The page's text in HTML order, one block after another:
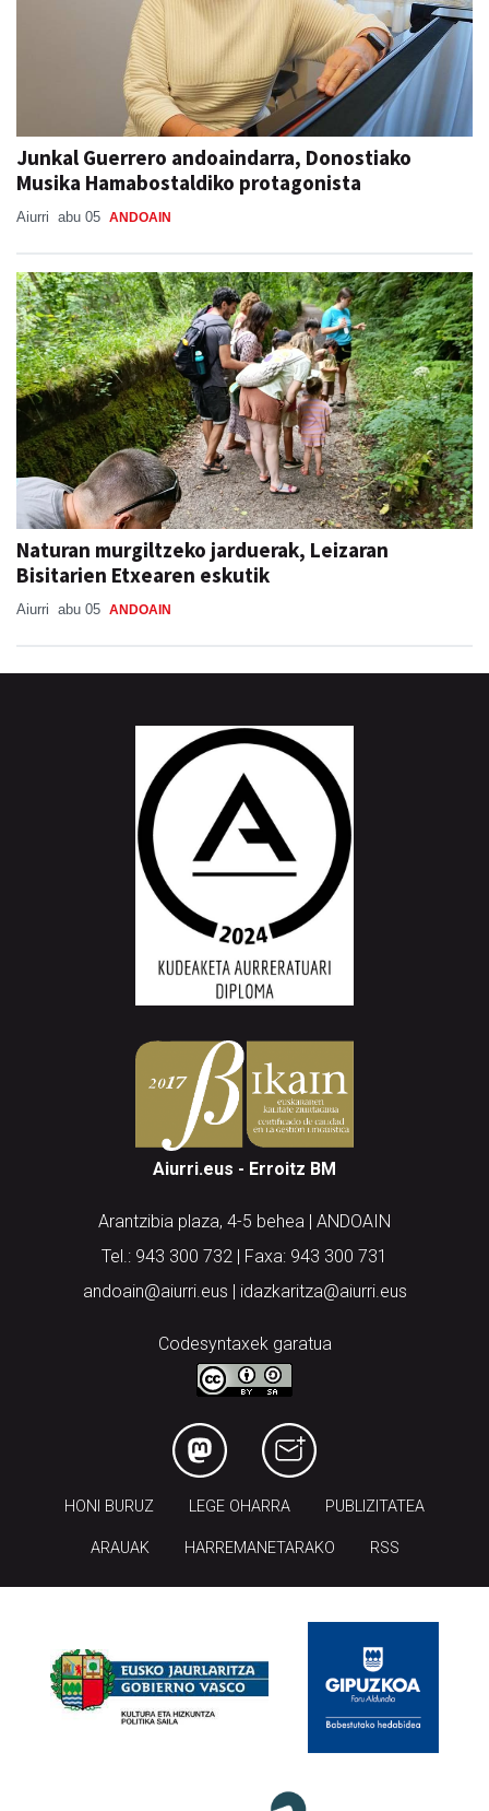
Junkal Guerrero andoaindarra, Donostiako
Musika Hamabostaldiko protagonista
Aiurri abu 05 ANDOAIN
Naturan murgiltzeko jarduerak, Leizaran
Bisitarien Etxearen eskutik
Aiurri abu 05 ANDOAIN
Aiurri.eus - Erroitz BM
Arantzibia plaza, 4-5 behea | ANDOAIN
Tel.: 943 300 732 | Faxa: 943 300 731
andoain@aiurri.eus | idazkaritza@aiurri.eus
Codesyntaxek garatua
HONI BURUZ LEGE OHARRA PUBLIZITATEA
ARAUAK HARREMANETARAKO RSS